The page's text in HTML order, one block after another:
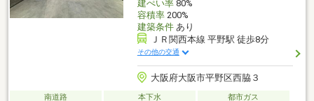
建ぺい率80%
容積率200%
建築条件あり
ＪＲ関西本線 平野駅 徒歩8分
その他の交通
大阪府大阪市平野区西脇３
南道路 本下水
都市ガス